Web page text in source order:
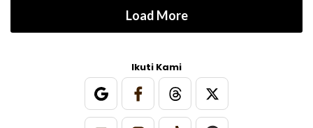
Load More
Ikuti Kami